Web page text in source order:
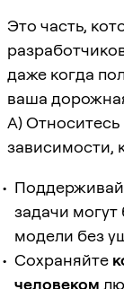
Это часть,
даже когда
ваша
A)
зависимости,
задачи
модели без
Сохраняйте
человеком